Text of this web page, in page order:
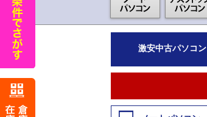
激安中古パソコン